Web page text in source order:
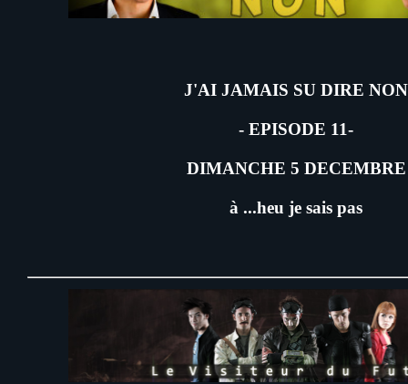
J'AI JAMAIS SU DIRE NON
- EPISODE 11-
DIMANCHE 5 DECEMBRE
à ...heu je sais pas